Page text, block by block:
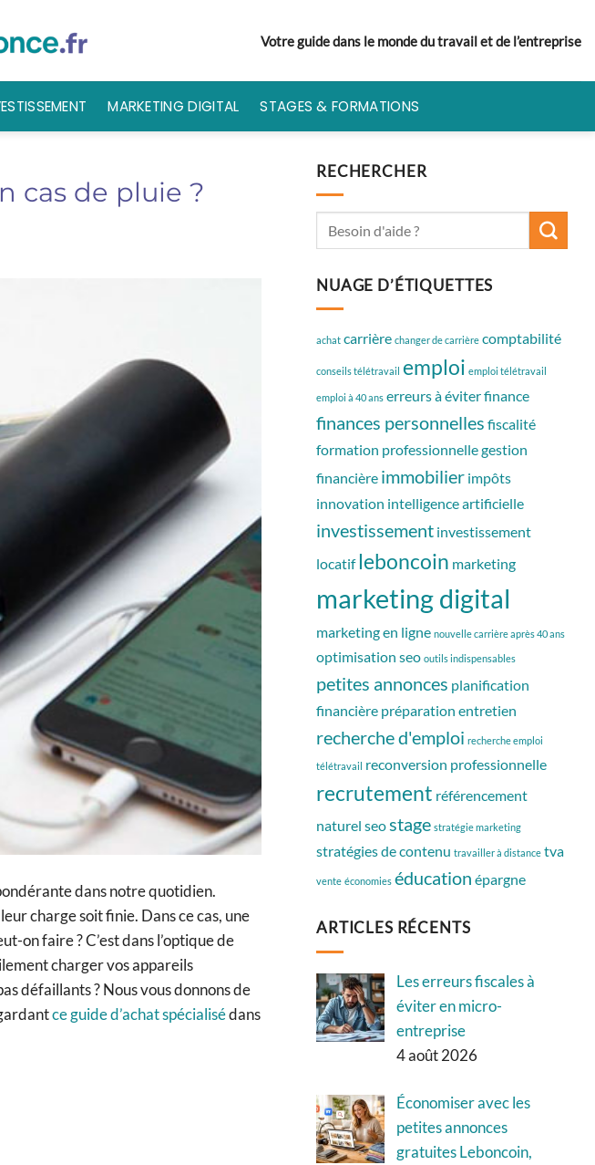
Votre guide dans le monde du travail et de l’entreprise
MARKETING DIGITAL STAGES & FORMATIONS
cas de pluie ?
dans notre quotidien.
charge soit finie. Dans ce cas, une
on faire ? C’est dans l’optique de
charger vos appareils
défaillants ? Nous vous donnons de
ce guide d’achat spécialisédans
RECHERCHER
NUAGE D’ÉTIQUETTES
achat carrière changer de carrière comptabilité
conseils télétravail emploi emploi télétravail
emploi à 40 ans erreurs à éviterfinance
finances personnelles fiscalité
formation professionnellegestion
financière immobilier impôts
innovation intelligence artificielle
investissement investissement
locatif leboncoin marketing
marketing digital
marketing en ligne nouvelle carrière après 40 ans
optimisation seo outils indispensables
petites annonces planification
financière préparation entretien
recherche d'emploi recherche emploi
télétravail reconversion professionnelle
recrutement référencement
naturel seostage stratégie marketing
stratégies de contenu travailler à distance tva
vente économies éducation épargne
ARTICLES RÉCENTS
Les erreurs fiscales à
éviter en micro-
entreprise
4 août 2026
Économiser avec les
petites annonces
gratuites Leboncoin,